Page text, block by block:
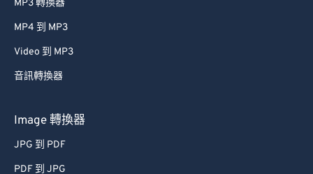
MP3 轉換器
MP4 到 MP3
Video 到 MP3
音訊轉換器
Image 轉換器
JPG 到 PDF
PDF 到 JPG